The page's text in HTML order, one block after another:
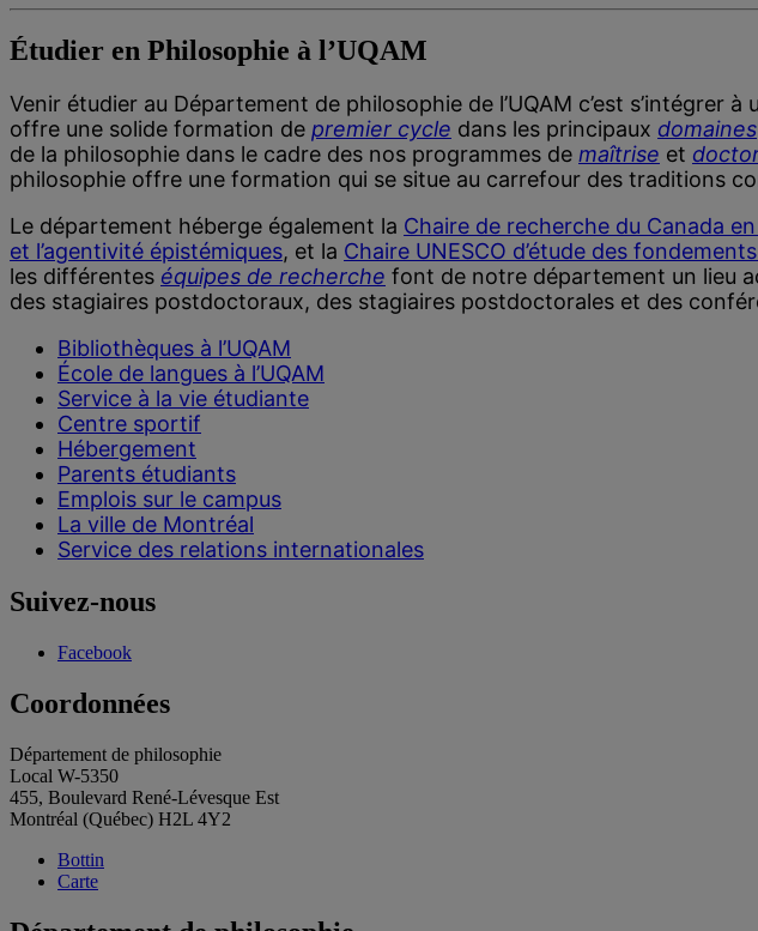
Étudier en Philosophie à l’UQAM
Venir étudier au Département de philosophie de l’UQAM c’est
offre une solide formation de premier cycle dans les principaux domaines
de la philosophie dans le cadre des nos programmes de maîtrise et
philosophie offre une formation qui se situe au carrefour des traditions
Le département héberge également la Chaire de recherche du Canada
et l’agentivité épistémiques, et la Chaire UNESCO d’étude des
les différentes équipes de recherche font de notre département un lieu
des stagiaires postdoctoraux, des stagiaires postdoctorales et des
Bibliothèques à l’UQAM
École de langues à l’UQAM
Service à la vie étudiante
Centre sportif
Hébergement
Parents étudiants
Emplois sur le campus
La ville de Montréal
Service des relations internationales
Suivez-nous
Facebook
Coordonnées
Département de philosophie
Local W-5350
455, Boulevard René-Lévesque Est
Montréal (Québec) H2L 4Y2
Bottin
Carte